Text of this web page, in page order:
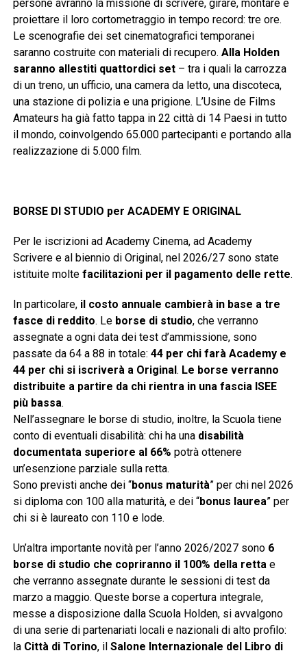
persone avranno la missione di scrivere, girare, montare e
proiettare il loro cortometraggio in tempo record: tre ore.
Le scenografie dei set cinematografici temporanei
saranno costruite con materiali di recupero. Alla Holden
saranno allestiti quattordici set– tra i quali la carrozza
di un treno, un ufficio, una camera da letto, una discoteca,
una stazione di polizia e una prigione. L’Usine de Films
Amateurs ha già fatto tappa in 22 città di 14 Paesi in tutto
il mondo, coinvolgendo 65.000 partecipanti e portando alla
realizzazione di 5.000 film.
BORSE DI STUDIO per ACADEMY E ORIGINAL
Per le iscrizioni ad Academy Cinema, ad Academy
Scrivere e al biennio di Original, nel 2026/27 sono state
istituite molte facilitazioni per il pagamento delle rette.
In particolare, il costo annuale cambierà in base a tre
fasce di reddito. Le borse di studio, che verranno
assegnate a ogni data dei test d’ammissione, sono
passate da 64 a 88 in totale: 44 per chi farà Academy e
44 per chi si iscriverà a Original. Le borse verranno
distribuite a partire da chi rientra in una fascia ISEE
più bassa.
Nell’assegnare le borse di studio, inoltre, la Scuola tiene
conto di eventuali disabilità: chi ha una disabilità
documentata superiore al 66% potrà ottenere
un’esenzione parziale sulla retta.
Sono previsti anche dei “bonus maturità” per chi nel 2026
si diploma con 100 alla maturità, e dei “bonus laurea” per
chi si è laureato con 110 e lode.
Un’altra importante novità per l’anno 2026/2027 sono 6
borse di studio che copriranno il 100% della retta e
che verranno assegnate durante le sessioni di test da
marzo a maggio. Queste borse a copertura integrale,
messe a disposizione dalla Scuola Holden, si avvalgono
di una serie di partenariati locali e nazionali di alto profilo:
la Città di Torino, il Salone Internazionale del Libro di